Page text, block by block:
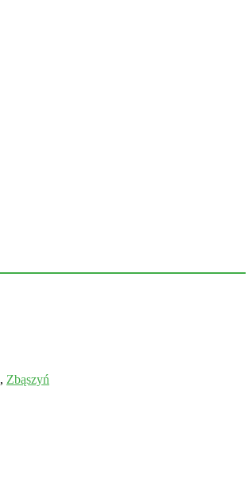
, Zbąszyń